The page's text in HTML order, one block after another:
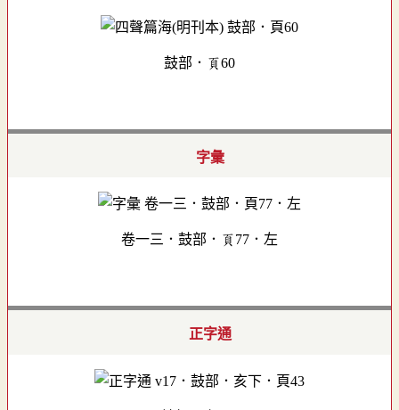
鼓部．頁60
字彙
卷一三．鼓部．頁77．左
正字通